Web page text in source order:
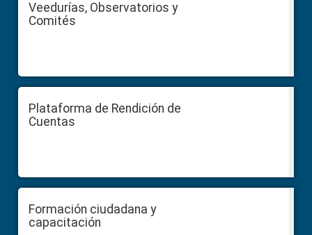
Veedurías, Observatorios y
Comités
Plataforma de Rendición de
Cuentas
Formación ciudadana y
capacitación